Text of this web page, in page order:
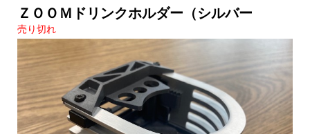
ＺＯＯＭドリンクホルダー（シルバー
売り切れ